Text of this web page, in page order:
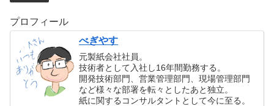
プロフィール
べぎやす
元製紙会社社員。
技術者として入社し16年間勤務する。
開発技術部門、営業管理部門、現場管理部門
など様々な部署を転々としたあと独立。
紙に関するコンサルタントとして今に至る。